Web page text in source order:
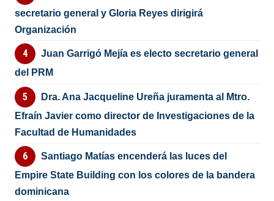
secretario general y Gloria Reyes dirigirá
Organización
Juan Garrigó Mejía es electo secretario general
del PRM
Dra. Ana Jacqueline Ureña juramenta al Mtro.
Efraín Javier como director de Investigaciones de la
Facultad de Humanidades
Santiago Matías encenderá las luces del
Empire State Building con los colores de la bandera
dominicana